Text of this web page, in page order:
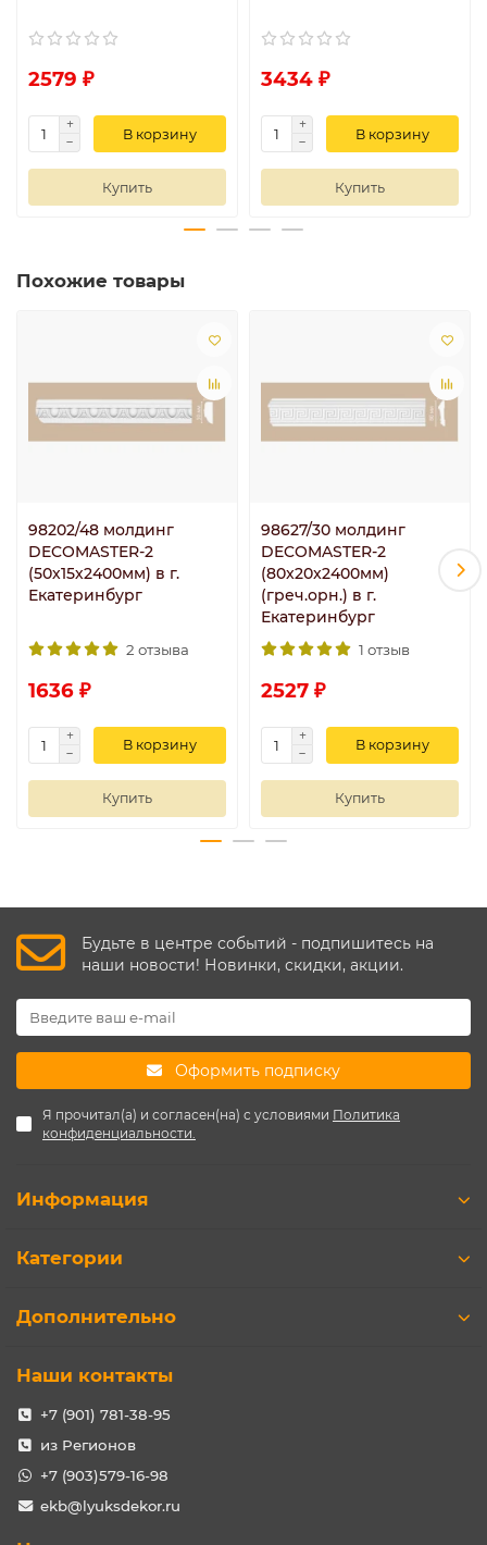
2579 ₽
В корзину
Купить
3434 ₽
В корзину
Купить
Похожие товары
98202/48 молдинг
DECOMASTER-2
(50х15х2400мм) в г.
Екатеринбург
2 отзыва
1636 ₽
В корзину
Купить
98627/30 молдинг
DECOMASTER-2
(80x20x2400мм)
(греч.орн.) в г.
Екатеринбург
1 отзыв
2527 ₽
В корзину
Купить
Будьте в центре событий - подпишитесь на
наши новости! Новинки, скидки, акции.
Оформить подписку
Я прочитал(а) и согласен(на) с условиями Политика
конфиденциальности.
Информация
Категории
Дополнительно
Наши контакты
+7 (901) 781-38-95
из Регионов
+7 (903)579-16-98
ekb@lyuksdekor.ru